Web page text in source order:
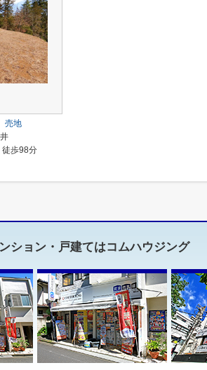
売地
徒歩98分
ション・戸建てはコムハウジング